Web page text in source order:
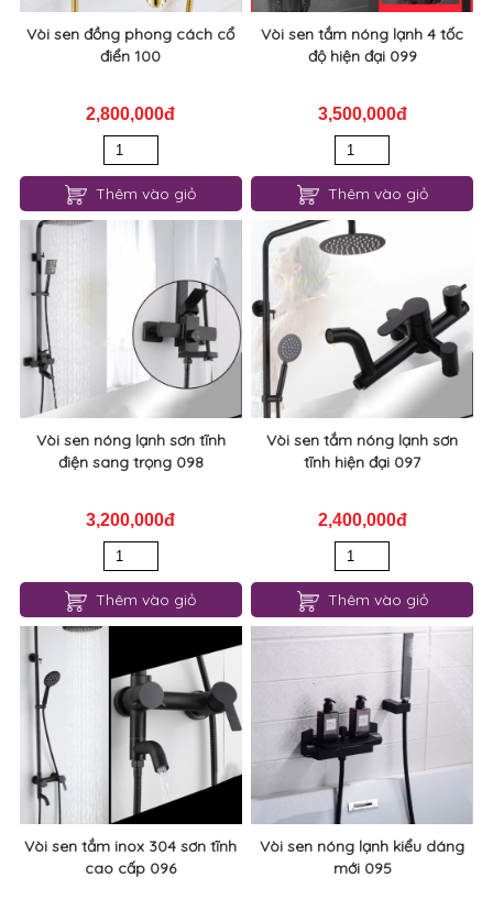
Vòi sen đồng phong cách cổ
điển 100
2,800,000đ
Thêm vào giỏ
Vòi sen tắm nóng lạnh 4 tốc
độ hiện đại 099
3,500,000đ
Thêm vào giỏ
Vòi sen nóng lạnh sơn tĩnh
điện sang trọng 098
3,200,000đ
Thêm vào giỏ
Vòi sen tắm nóng lạnh sơn
tĩnh hiện đại 097
2,400,000đ
Thêm vào giỏ
Vòi sen tắm inox 304 sơn tĩnh
cao cấp 096
Vòi sen nóng lạnh kiểu dáng
mới 095